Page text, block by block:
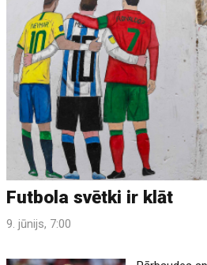
Futbola svētki ir klāt
9. jūnijs, 7:00